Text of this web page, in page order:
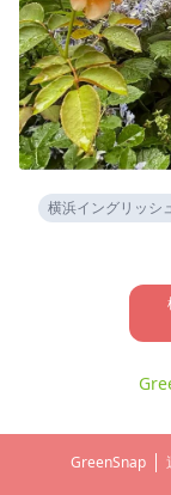
横浜イングリッシ
GreenSnap